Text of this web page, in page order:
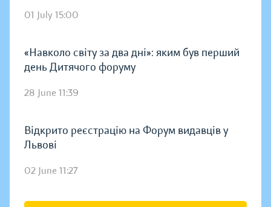
01 July 15:00
«Навколо світу за два дні»: яким був перший
день Дитячого форуму
28 June 11:39
Відкрито реєстрацію на Форум видавців у
Львові
02 June 11:27